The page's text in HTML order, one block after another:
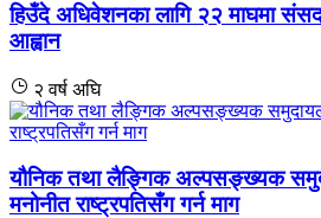
हिउँदे अधिवेशनका लागि २२ माघमा
आह्वान
२ वर्ष अघि
यौनिक तथा लैङ्गिक अल्पसङ्ख्यक
मनोनीत राष्ट्रपतिसँग गर्न माग